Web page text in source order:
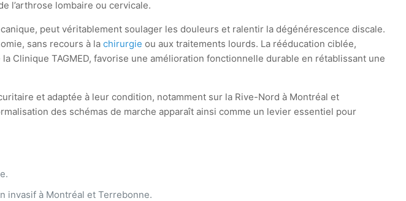
l’arthrose lombaire ou cervicale.
peut véritablement soulager les douleurs et ralentir la dégénérescence discale.
sans recours à lachirurgie ou aux traitements lourds. La rééducation ciblée,
Clinique TAGMED, favorise une amélioration fonctionnelle durable en rétablissant une
et adaptée à leur condition, notamment sur la Rive-Nord à Montréal et
des schémas de marche apparaît ainsi comme un levier essentiel pour
invasif à Montréal et Terrebonne.